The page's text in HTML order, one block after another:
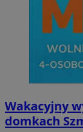
Wakacyjny
domkach